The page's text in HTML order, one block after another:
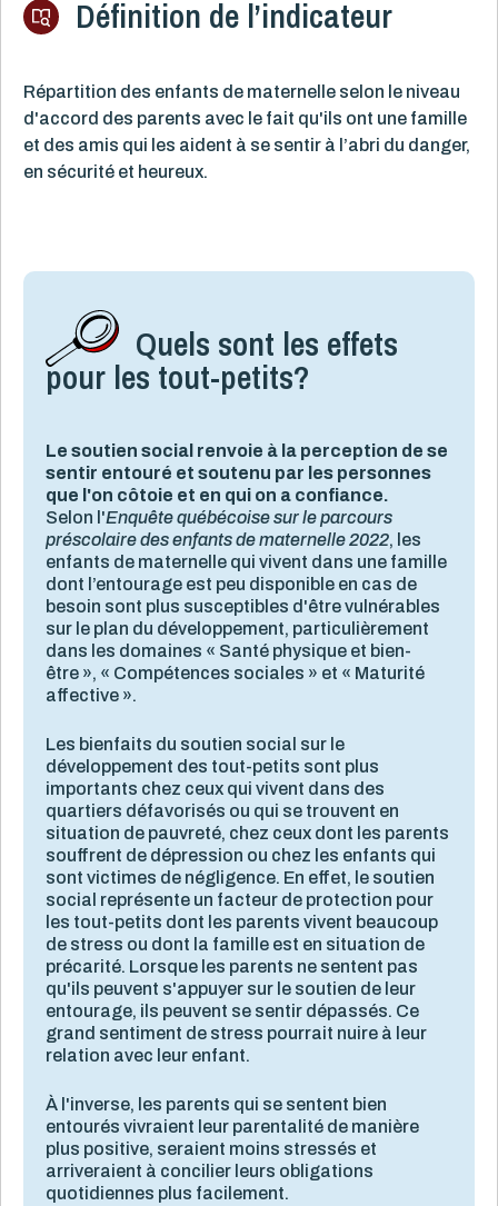
Définition de l’indicateur
Répartition des enfants de maternelle selon le niveau
d'accord des parents avec le fait qu'ils ont une famille
et des amis qui les aident à se sentir à l’abri du danger,
en sécurité et heureux.
Quels sont les effets
pour les tout-petits?
Le soutien social renvoie à la perception de se
sentir entouré et soutenu par les personnes
que l'on côtoie et en qui on a confiance.
Selon l'Enquête québécoise sur le parcours
préscolaire des enfants de maternelle2022, les
enfants de maternelle qui vivent dans une famille
dont l’entourage est peu disponible en cas de
besoin sont plus susceptibles d'être vulnérables
sur le plan du développement, particulièrement
dans les domaines « Santé physique et bien-
être », « Compétences sociales » et « Maturité
affective ».
Les bienfaits du soutien social sur le
développement des tout-petits sont plus
importants chez ceux qui vivent dans des
quartiers défavorisés ou qui se trouvent en
situation de pauvreté, chez ceux dont les parents
souffrent de dépression ou chez les enfants qui
sont victimes de négligence. En effet, le soutien
social représente un facteur de protection pour
les tout-petits dont les parents vivent beaucoup
de stress ou dont la famille est en situation de
précarité. Lorsque les parents ne sentent pas
qu'ils peuvent s'appuyer sur le soutien de leur
entourage, ils peuvent se sentir dépassés. Ce
grand sentiment de stress pourrait nuire à leur
relation avec leur enfant.
À l'inverse, les parents qui se sentent bien
entourés vivraient leur parentalité de manière
plus positive, seraient moins stressés et
arriveraient à concilier leurs obligations
quotidiennes plus facilement.